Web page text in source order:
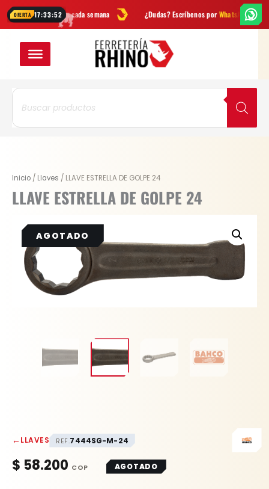
OFERTA 17:33:52
y novedades cada semana ¿Dudas? Escríbenos porWhatsApp
Búsqueda
productos
Inicio / Llaves / LLAVE ESTRELLA DE GOLPE 24
LLAVE ESTRELLA DE GOLPE 24
←LLAVES REF.7444SG-M-24
$ 58.200 AGOTADO